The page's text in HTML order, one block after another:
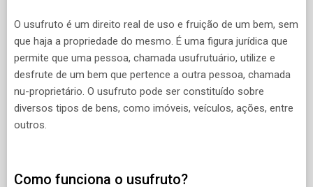
O usufruto é um direito real de uso e fruição de um bem, sem
que haja a propriedade do mesmo. É uma figura jurídica que
permite que uma pessoa, chamada usufrutuário, utilize e
desfrute de um bem que pertence a outra pessoa, chamada
nu-proprietário. O usufruto pode ser constituído sobre
diversos tipos de bens, como imóveis, veículos, ações, entre
outros.
Como funciona o usufruto?